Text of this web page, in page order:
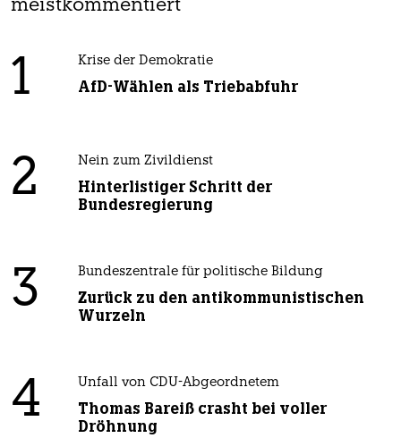
meistkommentiert
1 Krise der Demokratie
AfD-Wählen als Triebabfuhr
2 Nein zum Zivildienst
Hinterlistiger Schritt der
Bundesregierung
3 Bundeszentrale für politische Bildung
Zurück zu den antikommunistischen
Wurzeln
4 Unfall von CDU-Abgeordnetem
Thomas Bareiß crasht bei voller
Dröhnung